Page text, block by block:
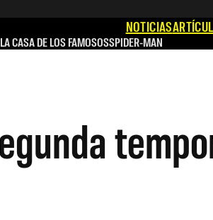
NOTICIAS
LA CASA DE LOS FAMOSOSSPIDER-MAN